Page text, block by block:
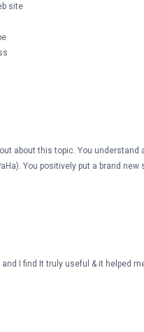
site
about this topic. You understand
You positively put a brand new
I find It truly useful & it helped